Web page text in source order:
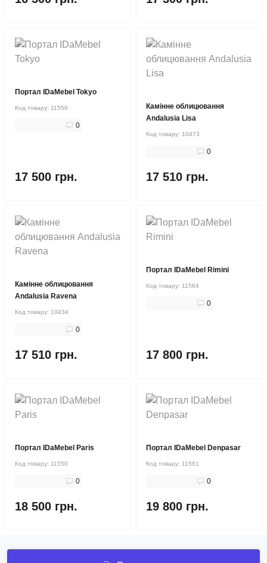
Портал IDaMebel Tokyo
Код товару: 11558
0
17 500 грн.
Камінне облицювання
Andalusia Lisa
Код товару: 10473
0
17 510 грн.
Камінне облицювання
Andalusia Ravena
Код товару: 10434
0
17 510 грн.
Портал IDaMebel Rimini
Код товару: 11564
0
17 800 грн.
Портал IDaMebel Paris
Код товару: 11550
0
18 500 грн.
Портал IDaMebel Denpasar
Код товару: 11561
0
19 800 грн.